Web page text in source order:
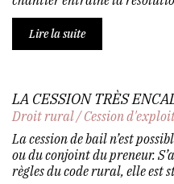
Lire la suite
LA CESSION TRÈS
Droit rural/Cession
La cession de bail n’est
ou du conjoint du preneur.
règles du code rural, elle est